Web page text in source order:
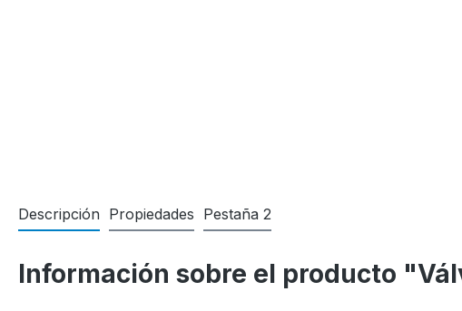
Descripción Propiedades Pestaña 2
Información sobre el producto